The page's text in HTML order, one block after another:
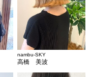
nambu-SKY
高橋 美波